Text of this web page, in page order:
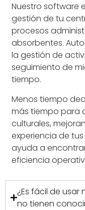
Nuestro software
gestión de tu
procesos
absorbentes.
la gestión de
seguimiento de
tiempo.
Menos tiempo
más tiempo para
culturales,
experiencia de
ayuda a
eficiencia
¿Es fácil de
no tienen